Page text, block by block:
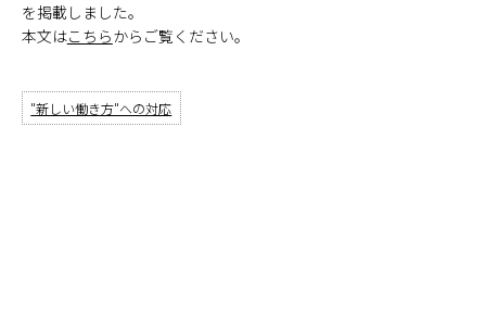
を掲載しました。
本文はこちらからご覧ください。
"新しい働き方"への対応